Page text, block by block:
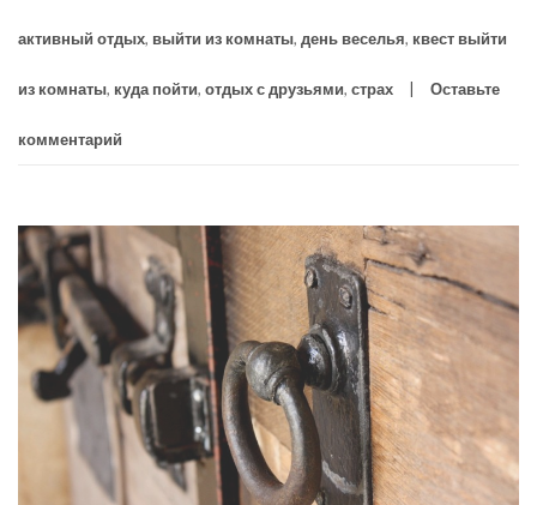
активный отдых, выйти из комнаты, день веселья, квест выйти
из комнаты, куда пойти, отдых с друзьями, страх Оставьте
комментарий